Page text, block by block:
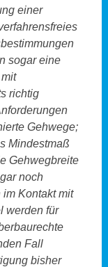
einer
sogar eine
richtig
Gehwege;
Mindestmaß
Gehwegbreite
noch
Kontakt mit
werden für
Fall
bisher